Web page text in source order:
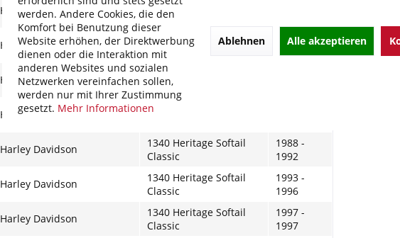
Harley Davidson 1340 Fat Boy
Harley Davidson 1340 Fat Boy
1994 -
1995
Harley Davidson 1340 Fat Boy
Harley Davidson 1340 Fat Boy
Harley Davidson
1340 Heritage Softail
Classic
1988 -
1992
Harley Davidson
1340 Heritage Softail
Classic
1993 -
1996
Harley Davidson
1340 Heritage Softail
Classic
1997 -
1997
werden. Andere Cookies, die den
Komfort bei Benutzung dieser
Website erhöhen, der Direktwerbung
dienen oder die Interaktion mit
anderen Websites und sozialen
Netzwerken vereinfachen sollen,
werden nur mit Ihrer Zustimmung
gesetzt. Mehr Informationen
Ablehnen Alle akzeptieren